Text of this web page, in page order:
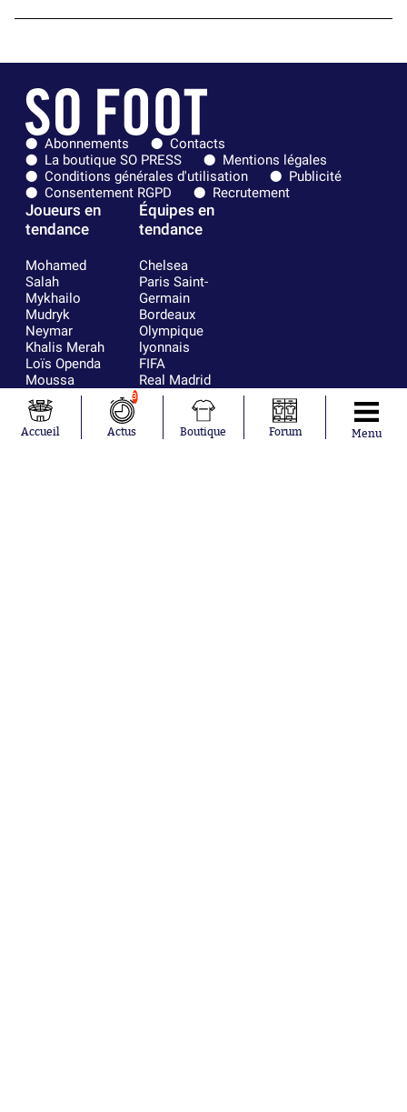
Abonnements
Contacts
La boutique SO PRESS
Mentions légales
Conditions générales d'utilisation
Publicité
Consentement RGPD
Recrutement
Joueurs en
tendance
Mohamed
Salah
Mykhailo
Mudryk
Neymar
Khalis Merah
Loïs Openda
Moussa
Niakhaté
Nicolás
Tagliafico
Équipes en
tendance
Chelsea
Paris Saint-
Germain
Bordeaux
Olympique
lyonnais
FIFA
Real Madrid
RC Strasbourg
AC Milan
Accueil
3
Actus Boutique Forum Menu